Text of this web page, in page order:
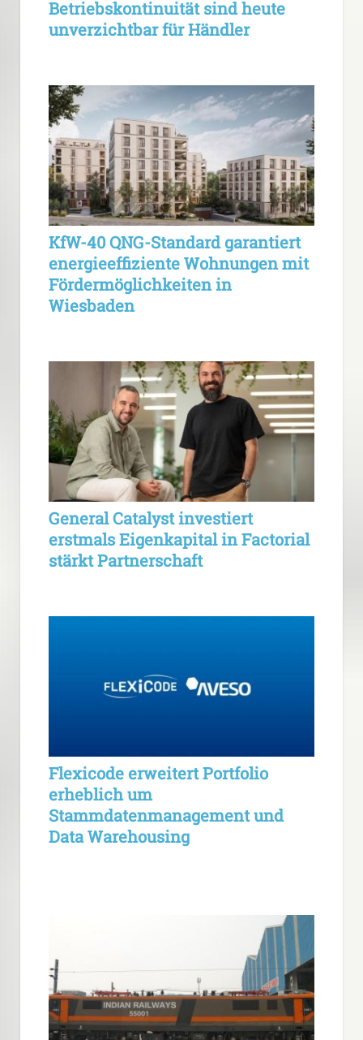
Betriebskontinuität sind heute
unverzichtbar für Händler
KfW-40 QNG-Standard garantiert
energieeffiziente Wohnungen mit
Fördermöglichkeiten in
Wiesbaden
General Catalyst investiert
erstmals Eigenkapital in Factorial
stärkt Partnerschaft
Flexicode erweitert Portfolio
erheblich um
Stammdatenmanagement und
Data Warehousing